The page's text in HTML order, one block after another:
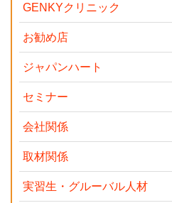
GENKYクリニック
お勧め店
ジャパンハート
セミナー
会社関係
取材関係
実習生・グルーバル人材